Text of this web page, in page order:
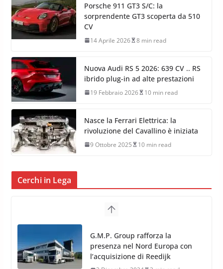
Porsche 911 GT3 S/C: la
sorprendente GT3 scoperta da 510
CV
14 Aprile 2026 8 min read
Nuova Audi RS 5 2026: 639 CV .. RS
ibrido plug-in ad alte prestazioni
19 Febbraio 2026 10 min read
Nasce la Ferrari Elettrica: la
rivoluzione del Cavallino è iniziata
9 Ottobre 2025 10 min read
Cerchi in Lega
TPMS Alcar Sensor – Sistemi di
Monitoraggio Pressione
Pneumatici